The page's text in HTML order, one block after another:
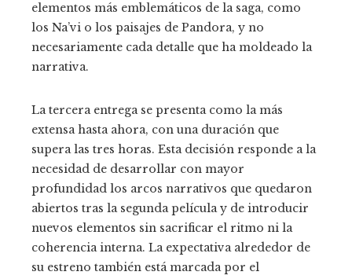
elementos más emblemáticos de la saga, como
los Na’vi o los paisajes de Pandora, y no
necesariamente cada detalle que ha moldeado la
narrativa.
La tercera entrega se presenta como la más
extensa hasta ahora, con una duración que
supera las tres horas. Esta decisión responde a la
necesidad de desarrollar con mayor
profundidad los arcos narrativos que quedaron
abiertos tras la segunda película y de introducir
nuevos elementos sin sacrificar el ritmo ni la
coherencia interna. La expectativa alrededor de
su estreno también está marcada por el